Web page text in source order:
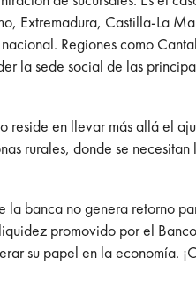
Extremadura, Castilla-La
Regiones como
la sede social de las
reside en llevar más allá el
rurales, donde se necesitan
banca no genera retorno
promovido por el
su papel en la economía.